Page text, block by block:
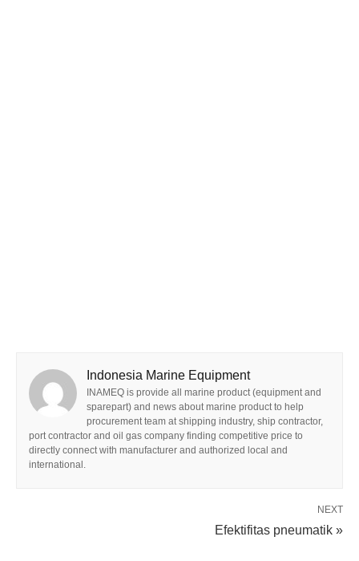
Indonesia Marine Equipment
INAMEQ is provide all marine product (equipment and
sparepart) and news about marine product to help
procurement team at shipping industry, ship contractor,
port contractor and oil gas company finding competitive price to
directly connect with manufacturer and authorized local and
international.
NEXT
Efektifitas pneumatik »